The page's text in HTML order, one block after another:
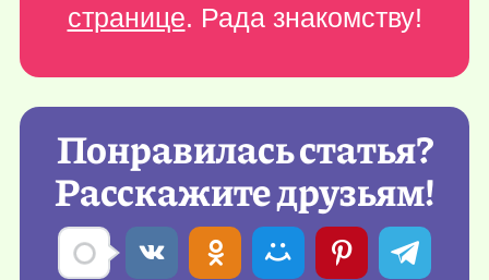
странице. Рада знакомству!
Понравилась статья?
Расскажите друзьям!